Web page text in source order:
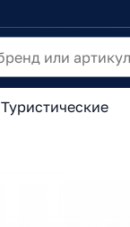
Туристические